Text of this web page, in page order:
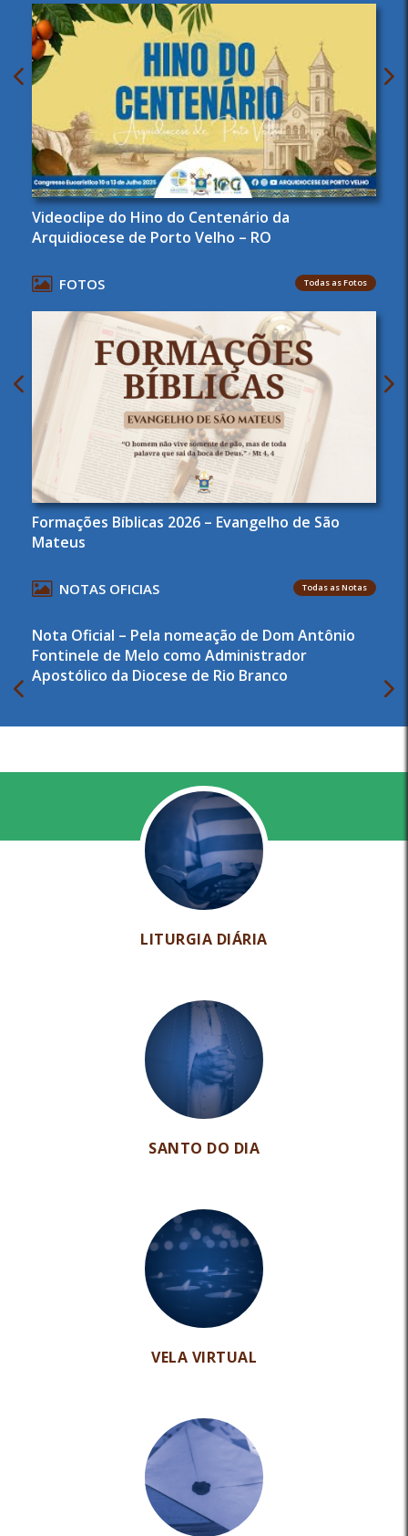
Videoclipe do Hino do Centenário da
Arquidiocese de Porto Velho – RO
FOTOS Todas as Fotos
Formações Bíblicas 2026 – Evangelho de São
Mateus
NOTAS OFICIAS Todas as Notas
Nota Oficial – Pela nomeação de Dom Antônio
Fontinele de Melo como Administrador
Apostólico da Diocese de Rio Branco
LITURGIA DIÁRIA
SANTO DO DIA
VELA VIRTUAL